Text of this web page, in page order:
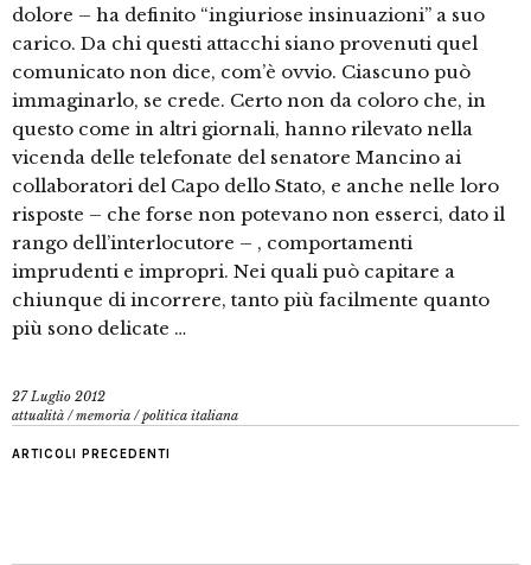
dolore – ha definito “ingiuriose insinuazioni” a suo
carico. Da chi questi attacchi siano provenuti quel
comunicato non dice, com’è ovvio. Ciascuno può
immaginarlo, se crede. Certo non da coloro che, in
questo come in altri giornali, hanno rilevato nella
vicenda delle telefonate del senatore Mancino ai
collaboratori del Capo dello Stato, e anche nelle loro
risposte – che forse non potevano non esserci, dato il
rango dell’interlocutore – , comportamenti
imprudenti e impropri. Nei quali può capitare a
chiunque di incorrere, tanto più facilmente quanto
più sono delicate …
27 Luglio 2012
attualità /memoria /politica italiana
ARTICOLI PRECEDENTI